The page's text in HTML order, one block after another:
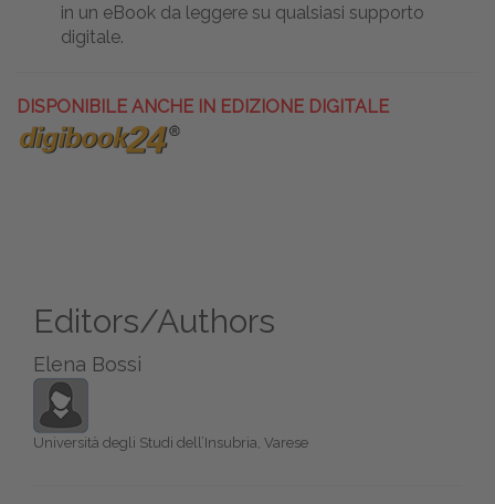
in un eBook da leggere su qualsiasi supporto
digitale.
DISPONIBILE ANCHE IN EDIZIONE DIGITALE
Editors/Authors
Elena Bossi
Università degli Studi dell’Insubria, Varese